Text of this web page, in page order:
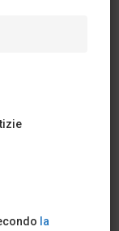
la